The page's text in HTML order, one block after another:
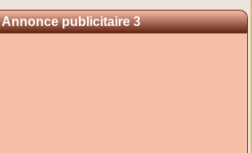
Annonce publicitaire 3